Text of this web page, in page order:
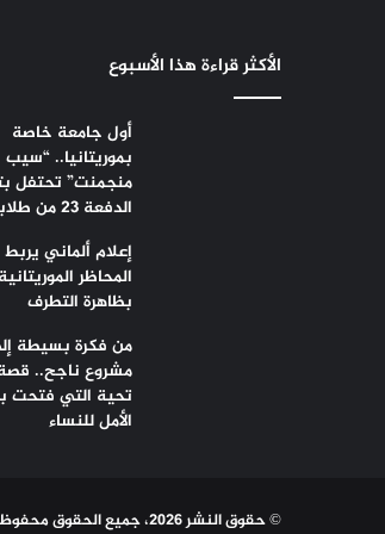
الأكثر قراءة هذا الأسبوع
أول جامعة خاصة
بموريتانيا.. “سيب
منجمنت” تحتفل
الدفعة 23 من طلابها
إعلام ألماني يربط
المحاظر الموريتانية
بظاهرة التطرف
من فكرة بسيطة
مشروع ناجح..
تحية التي فتحت
الأمل للنساء
© حقوق النشر 2026، جميع الحقوق محفوظة